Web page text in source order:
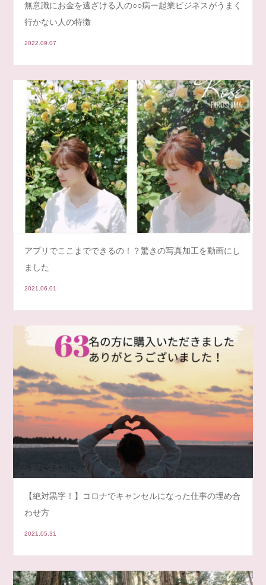
無意識にお金を遠ざける人の○○病ー起業ビジネスがうまく
行かない人の特徴
2022.09.07
アプリでここまでできるの！？驚きの写真加工を動画にし
ました
2021.06.01
【絶対黒字！】コロナでキャンセルになった仕事の埋め合
わせ方
2021.05.31